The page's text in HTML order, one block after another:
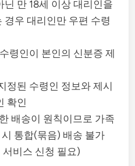
만 18세 이상 대리인을
경우 대리인만 우편 수령
령인이 본인의 신분증 제
정된 수령인 정보와 제시
확인
배송이 원칙이므로 가족
통합(묶음) 배송 불가
비스 신청 필요)